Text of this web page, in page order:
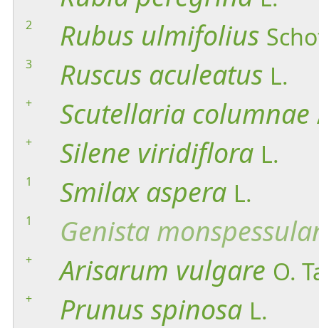
2 Rubus ulmifolius
3 Ruscus aculeatus L.
+ Scutellaria columnae
+ Silene viridiflora L.
1 Smilax aspera L.
1 Genista
+ Arisarum vulgare O.
+ Prunusspinosa L.